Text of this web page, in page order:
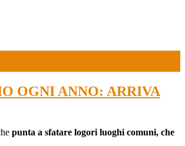
OGNI ANNO: ARRIVA
punta a sfatare logori luoghi comuni, che